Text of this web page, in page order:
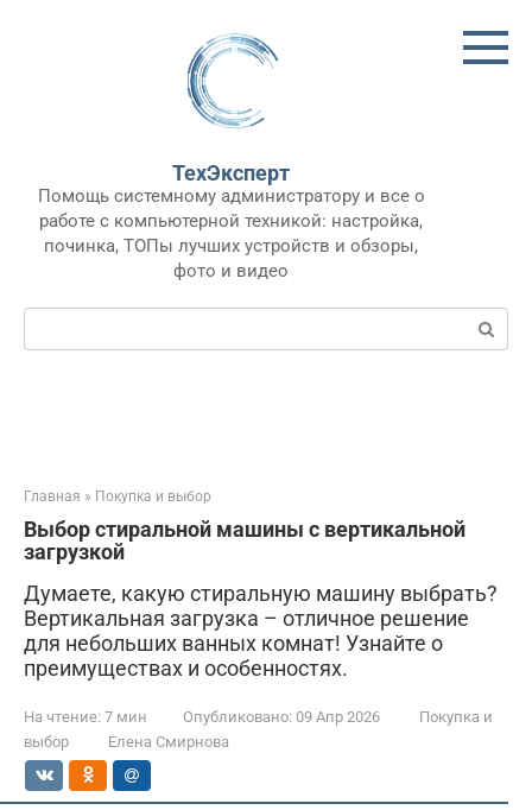
ТехЭксперт
Помощь системному администратору и все о
работе с компьютерной техникой: настройка,
починка, ТОПы лучших устройств и обзоры,
фото и видео
Поиск:
Главная » Покупка и выбор
Выбор стиральной машины с вертикальной
загрузкой
Думаете, какую стиральную машину выбрать?
Вертикальная загрузка – отличное решение
для небольших ванных комнат! Узнайте о
преимуществах и особенностях.
На чтение: 7 мин Опубликовано: 09 Апр 2026
Покупка и
выбор
Елена Смирнова